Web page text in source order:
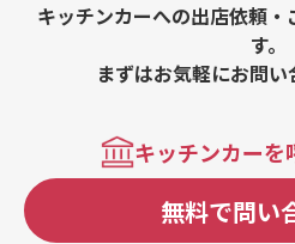
キッチンカーへの出店依頼
す。
まずはお気軽にお問い
キッチンカーを
無料で問い